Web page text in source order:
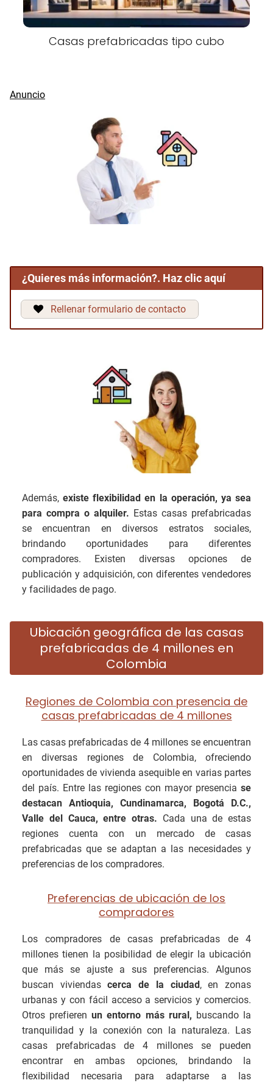
Casas prefabricadas tipo cubo
¿Quieres más información?. Haz clic aquí
Rellenar formulario de contacto
Además,existe flexibilidad en la operación, ya sea
para compra o alquiler. Estas casas prefabricadas
se encuentran en diversos estratos sociales,
brindando oportunidades para diferentes
compradores. Existen diversas opciones de
publicación y adquisición, con diferentes vendedores
y facilidades de pago.
Ubicación geográfica de las casas
prefabricadas de 4 millones en
Colombia
Regiones de Colombia con presencia de
casas prefabricadas de 4 millones
Las casas prefabricadas de 4 millones se encuentran
en diversas regiones de Colombia, ofreciendo
oportunidades de vivienda asequible en varias partes
del país. Entre las regiones con mayor presencia se
destacan Antioquia, Cundinamarca, Bogotá D.C.,
Valle del Cauca, entre otras. Cada una de estas
regiones cuenta con un mercado de casas
prefabricadas que se adaptan a las necesidades y
preferencias de los compradores.
Preferencias de ubicación de los
compradores
Los compradores de casas prefabricadas de 4
millones tienen la posibilidad de elegir la ubicación
que más se ajuste a sus preferencias. Algunos
buscan viviendascerca de la ciudad , en zonas
urbanas y con fácil acceso a servicios y comercios.
Otros prefierenun entorno más rural, buscando la
tranquilidad y la conexión con la naturaleza. Las
casas prefabricadas de 4 millones se pueden
encontrar en ambas opciones, brindando la
flexibilidad necesaria para adaptarse a las